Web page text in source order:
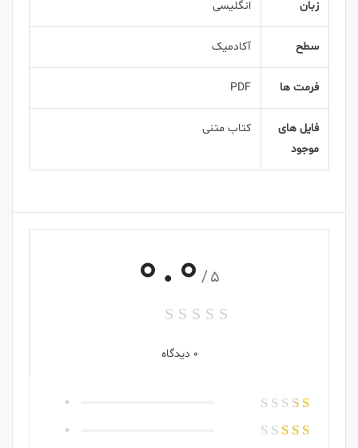
زبان انگلیسی
سطح آکادمیک
فرمت ها PDF
فایل های
موجود
کتاب متنی
0.0 /5
0 دیدگاه
0
0